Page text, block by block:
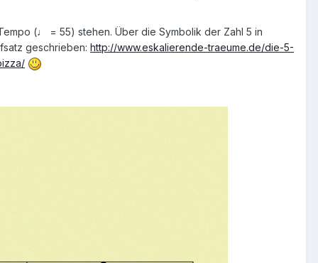
(♩ = 55) stehen. Über die Symbolik der Zahl 5 in
geschrieben: http://www.eskalierende-traeume.de/die-5-